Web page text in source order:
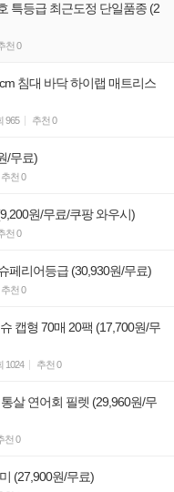
특등급 최근도정 단일품종 (2
천 0
침대 바닥 하이랩 매트리스
965 추천 0
/무료)
추천 0
원/무료/쿠팡 와우시)
천 0
페리어등급 (30,930원/무료)
추천 0
캡형 70매 20팩 (17,700원/무
1024 추천 0
살 연어회 필렛 (29,960원/무
천 0
(27,900원/무료)